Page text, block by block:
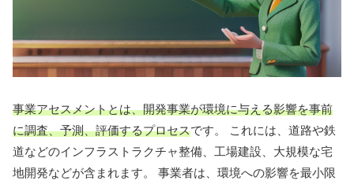
事業アセスメントとは、開発事業が環境に与える影響を事前
に調査、予測、評価するプロセスです。 これには、道路や鉄
道などのインフラストラクチャ整備、工場建設、大規模な宅
地開発などが含まれます。 事業者は、環境への影響を最小限